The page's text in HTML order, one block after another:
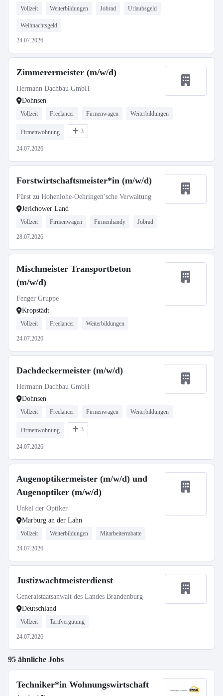
Vollzeit Weiterbildungen Jobrad Urlaubsgeld
Weihnachtsgeld
24.07.2026
Zimmerermeister (m/w/d)
Hermann Dachbau GmbH
Dohnsen
Vollzeit Freelancer Firmenwagen Weiterbildungen
Firmenwohnung 3
24.07.2026
Forstwirtschaftsmeister*in (m/w/d)
Fürst zu Hohenlohe-Oehringen’sche Verwaltung
Jerichower Land
Vollzeit Firmenwagen Firmenhandy Jobrad
28.07.2026
Mischmeister Transportbeton
(m/w/d)
Fenger Gruppe
Kropstädt
Vollzeit Freelancer Weiterbildungen
24.07.2026
Dachdeckermeister (m/w/d)
Hermann Dachbau GmbH
Dohnsen
Vollzeit Freelancer Firmenwagen Weiterbildungen
Firmenwohnung 3
24.07.2026
Augenoptikermeister (m/w/d) und
Augenoptiker (m/w/d)
Unkel der Optiker
Marburg an der Lahn
Vollzeit Weiterbildungen Mitarbeiterrabatte
24.07.2026
Justizwachtmeisterdienst
Generalstaatsanwalt des Landes Brandenburg
Deutschland
Vollzeit Tarifvergütung
24.07.2026
95 ähnliche Jobs
Techniker*in Wohnungswirtschaft